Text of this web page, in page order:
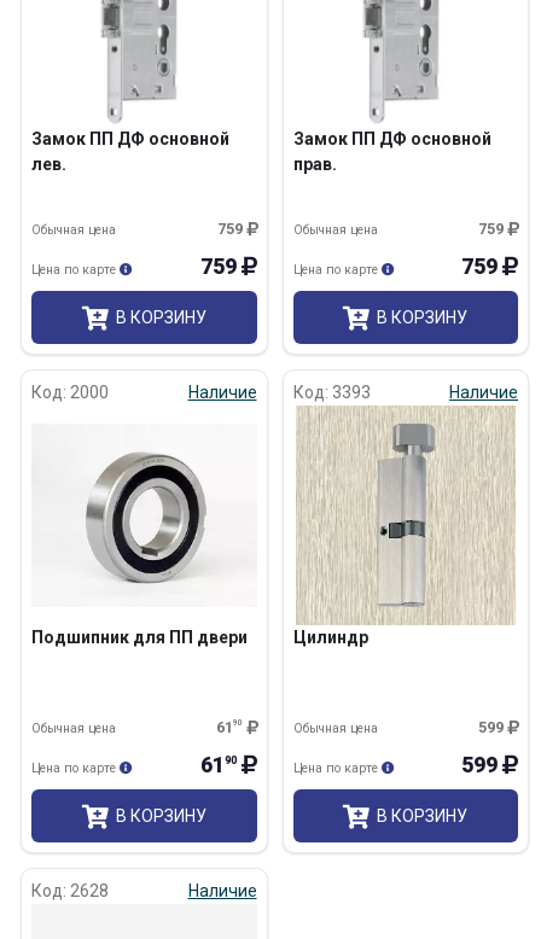
Замок ПП ДФ основной
лев.
759
Обычная цена
759
Цена по карте
В КОРЗИНУ
Замок ПП ДФ основной
прав.
759
Обычная цена
759
Цена по карте
В КОРЗИНУ
Код: 2000 Наличие
Подшипник для ПП двери
61 90
Обычная цена
61 90
Цена по карте
В КОРЗИНУ
Код: 3393 Наличие
Цилиндр
599
Обычная цена
599
Цена по карте
В КОРЗИНУ
Код: 2628 Наличие